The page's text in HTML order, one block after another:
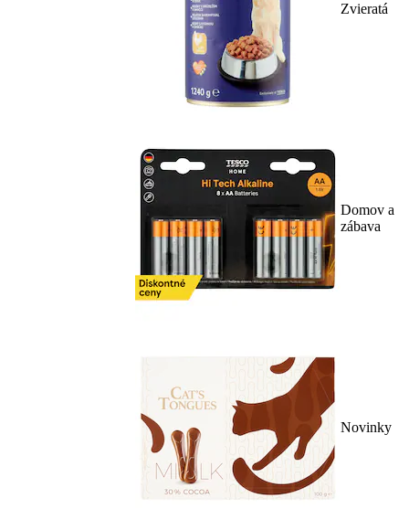
Zvieratá
Domov a
zábava
Novinky